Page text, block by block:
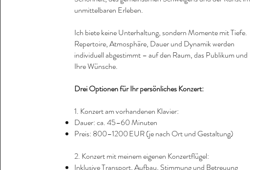
unmittelbaren Erleben.
Ich biete keine Unterhaltung, sondern Momente mit Tiefe.
Repertoire, Atmosphäre, Dauer und Dynamik werden
individuell abgestimmt – auf den Raum, das Publikum und
Ihre Wünsche.
Drei Optionen für Ihr persönliches Konzert:
1. Konzert am vorhandenen Klavier:
Dauer: ca. 45–60 Minuten
Preis: 800–1200 EUR (je nach Ort und Gestaltung)
2. Konzert mit meinem eigenen Konzertflügel:
Inklusive Transport, Aufbau, Stimmung und Betreuung